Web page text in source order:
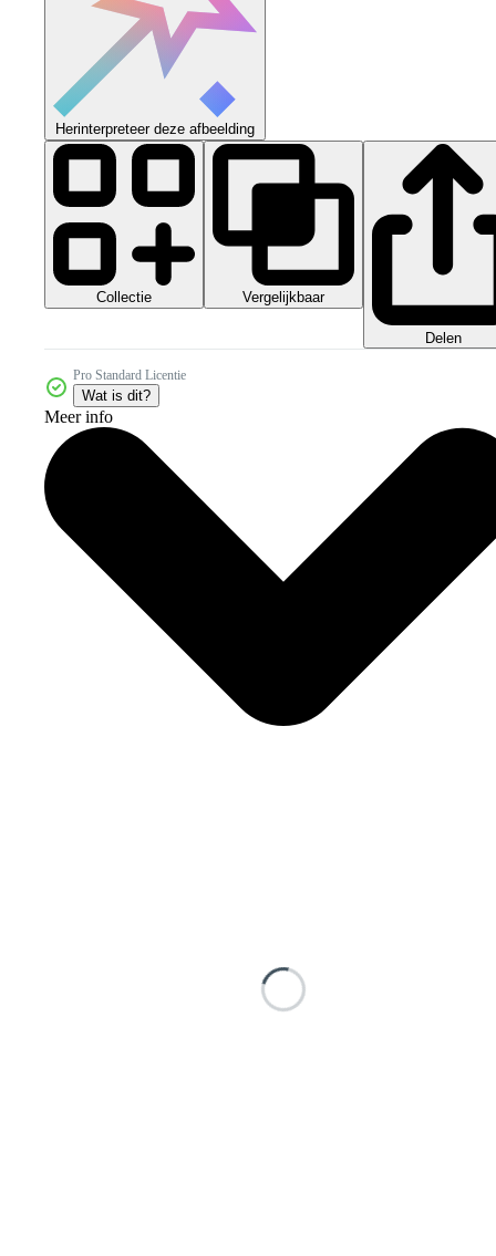
Herinterpreteer deze afbeelding
Collectie Vergelijkbaar
Delen
Pro Standard Licentie
Wat is dit?
Meer info